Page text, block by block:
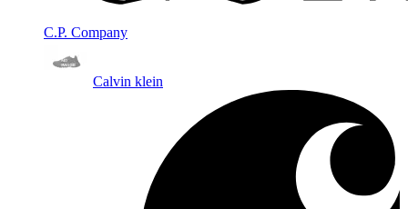
C.P. Company
Calvin klein